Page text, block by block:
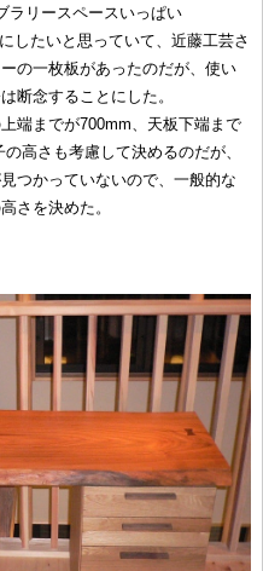
ラリースペースいっぱい
したいと思っていて、近藤工芸さ
の一枚板があったのだが、使い
断念することにした。
端までが700mm、天板下端まで
高さも考慮して決めるのだが、
つかっていないので、一般的な
さを決めた。